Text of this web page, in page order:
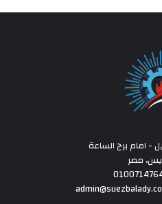
- امام برج الساعة
مصر